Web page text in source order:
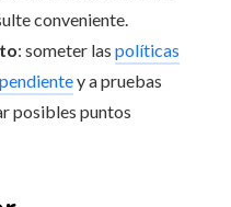
conveniente.
: someter las políticas
y a pruebas
posibles puntos